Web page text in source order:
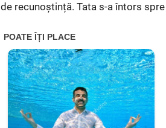
de recunoștință. Tata s-a întors spre